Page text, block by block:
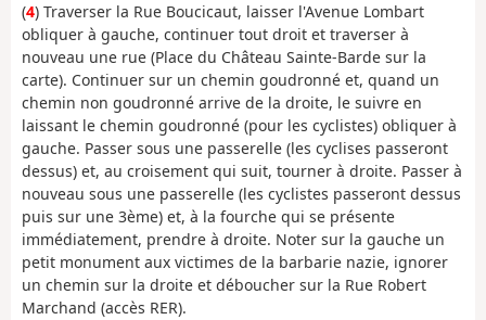
(4) Traverser la Rue Boucicaut, laisser l'Avenue Lombart
obliquer à gauche, continuer tout droit et traverser à
nouveau une rue (Place du Château Sainte-Barde sur la
carte). Continuer sur un chemin goudronné et, quand un
chemin non goudronné arrive de la droite, le suivre en
laissant le chemin goudronné (pour les cyclistes) obliquer à
gauche. Passer sous une passerelle (les cyclises passeront
dessus) et, au croisement qui suit, tourner à droite. Passer à
nouveau sous une passerelle (les cyclistes passeront dessus
puis sur une 3ème) et, à la fourche qui se présente
immédiatement, prendre à droite. Noter sur la gauche un
petit monument aux victimes de la barbarie nazie, ignorer
un chemin sur la droite et déboucher sur la Rue Robert
Marchand (accès RER).